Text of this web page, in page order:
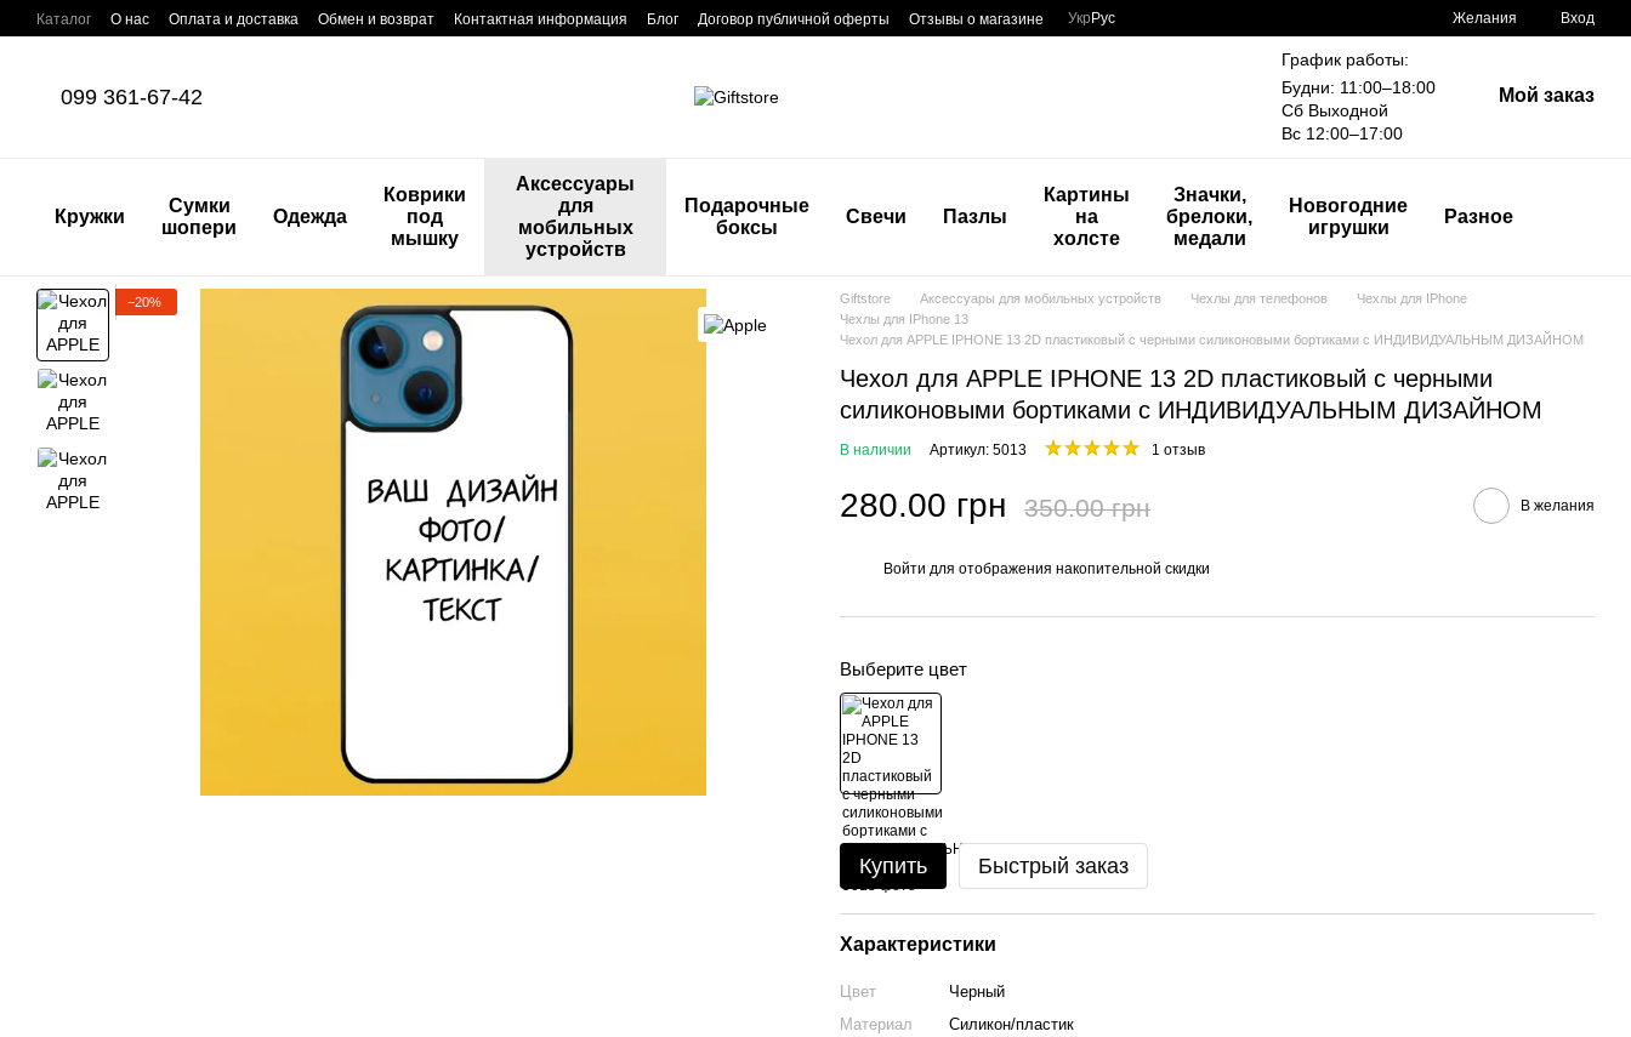
Перейти к основному контенту
Каталог О нас Оплата и доставка Обмен и возврат Контактная информация Блог Договор публичной оферты Отзывы о магазине Укр Рус Желания Вход
099 361-67-42
График работы:
Будни: 11:00–18:00
Сб Выходной
Вс 12:00–17:00
Мой заказ
Кружки
Сумки
шопери
Одежда
Коврики
под
мышку
Аксессуары
для
мобильных
устройств
Подарочные
боксы
Свечи Пазлы
Картины
на
холсте
Значки,
брелоки,
медали
Новогодние
игрушки
Разное
−20% Giftstore Аксессуары для мобильных устройств Чехлы для телефонов
Чехлы для IPhone
Чехлы для IPhone 13
Чехол для APPLE IPHONE 13 2D пластиковый с черными силиконовыми бортиками с ИНДИВИДУАЛЬНЫМ ДИЗАЙНОМ
Чехол для APPLE IPHONE 13 2D пластиковый с черными
силиконовыми бортиками с ИНДИВИДУАЛЬНЫМ ДИЗАЙНОМ
В наличии Артикул: 5013 1 отзыв
280.00 грн 350.00 грн В желания
Войти для отображения накопительной скидки
Выберите цвет
Купить Быстрый заказ
Характеристики
Цвет
Черный
Материал
Силикон/пластик